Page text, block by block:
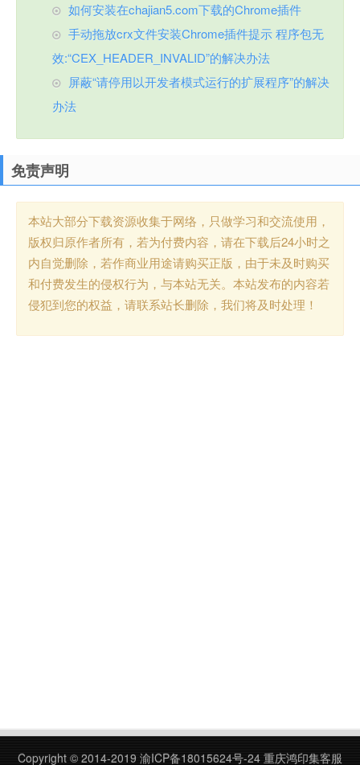
如何安装在chajian5.com下载的Chrome插件
手动拖放crx文件安装Chrome插件提示 程序包无
效:“CEX_HEADER_INVALID”的解决办法
屏蔽“请停用以开发者模式运行的扩展程序”的解决
办法
免责声明
本站大部分下载资源收集于网络，只做学习和交流使用，
版权归原作者所有，若为付费内容，请在下载后24小时之
内自觉删除，若作商业用途请购买正版，由于未及时购买
和付费发生的侵权行为，与本站无关。本站发布的内容若
侵犯到您的权益，请联系站长删除，我们将及时处理！
Copyright © 2014-2019 渝ICP备18015624号-24 重庆鸿印集客服